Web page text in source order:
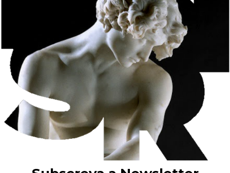
Galerias do Museu
Exclusiva para os membros do CDJF – Amigos do Museu
Visita orientadapor Paula Oliveira
Inscrições amigosdomnsr@gmail.com
Visita Orientada Escultores de Gaia no Museu: de Soares
dos Reis a Diogo de Macedo
17 fev, 11h00, sábado
Os escultores Soares dos Reis e Teixeira Lopes são os
primeiros elos de uma cadeia que se estende ao longo do
séc. XX. Nesta linha de sucessão entram os nomes de
Augusto Santo, Fernandes de Sá, António de Azevedo e
Diogo de Macedo, entre outros artistas de Gaia, formados na
Escola de Belas-Artes do Porto.
LocalGalerias do Museu